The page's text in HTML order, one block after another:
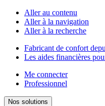
Aller au contenu
Aller à la navigation
Aller à la recherche
Fabricant de confort
Les aides financières
Me connecter
Professionnel
Nos solutions